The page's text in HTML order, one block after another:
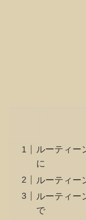
ルーティー
に
ルーティー
ルーティー
で